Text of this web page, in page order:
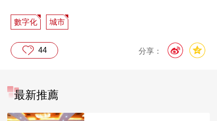
數字化 城市
分享：
44
最新推薦